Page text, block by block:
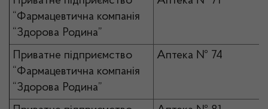
“Фармацевтична компанія
“Здорова Родина”
Приватне підприємство
“Фармацевтична компанія
“Здорова Родина”
Аптека № 74